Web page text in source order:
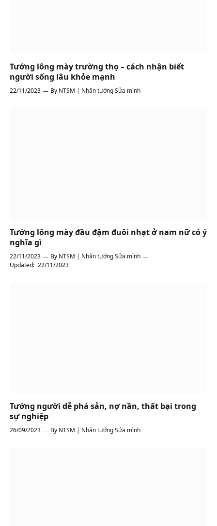
Tướng lông mày trường thọ – cách nhận biết
người sống lâu khỏe mạnh
22/11/2023 By NTSM | Nhân tướng Sửa mình
Tướng lông mày đầu đậm đuôi nhạt ở nam nữ có ý
nghĩa gì
22/11/2023 By NTSM | Nhân tướng Sửa mình
Updated: 22/11/2023
Tướng người dễ phá sản, nợ nần, thất bại trong
sự nghiệp
26/09/2023 By NTSM | Nhân tướng Sửa mình